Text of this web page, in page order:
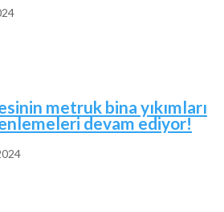
metruk bina yıkımları
devam ediyor!